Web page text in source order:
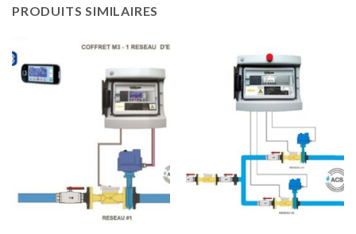
PRODUITS SIMILAIRES